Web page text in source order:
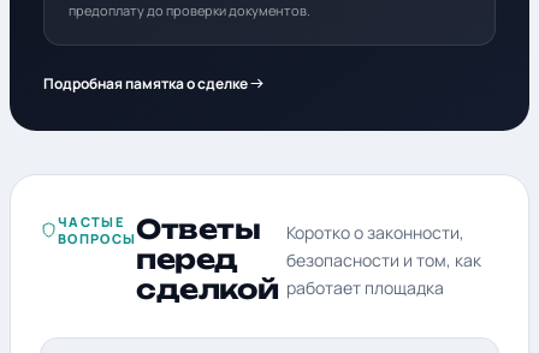
предоплату до проверки документов.
Подробная памятка о сделке
ЧАСТЫЕ
ВОПРОСЫОтветы
перед
сделкой
Коротко о законности,
безопасности и том, как
работает площадка